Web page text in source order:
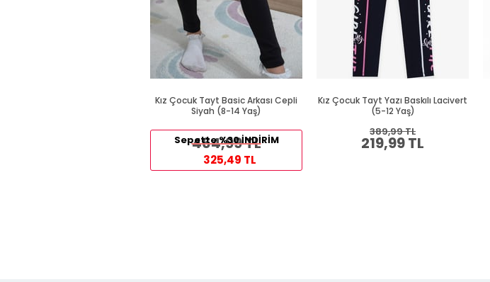
Kız Çocuk Tayt Basic Arkası Cepli
Siyah (8-14 Yaş)
464,99 TL
Sepette %30 İNDİRİM
325,49 TL
Kız Çocuk Tayt Yazı Baskılı Lacivert
(5-12 Yaş)
219,99 TL
389,99 TL